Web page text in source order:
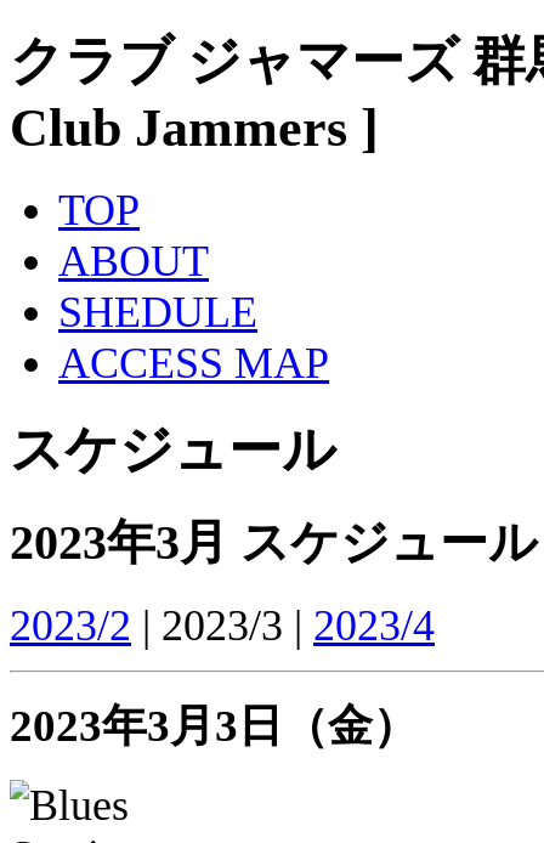
クラブ ジャマーズ
Club Jammers ]
TOP
ABOUT
SHEDULE
ACCESS MAP
スケジュール
2023年3月 スケジュール
2023/2 | 2023/3 | 2023/4
2023年3月3日（金）